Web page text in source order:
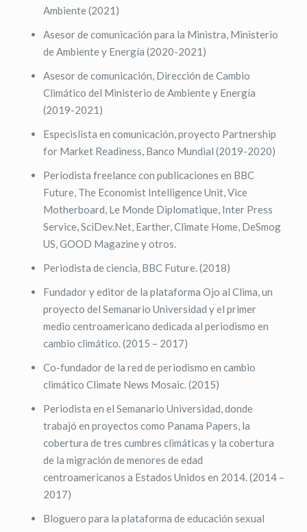
Ambiente (2021)
Asesor de comunicación para la Ministra, Ministerio
de Ambiente y Energía (2020-2021)
Asesor de comunicación, Dirección de Cambio
Climático del Ministerio de Ambiente y Energía
(2019-2021)
Especislista en comunicación, proyecto Partnership
for Market Readiness, Banco Mundial (2019-2020)
Periodista freelance con publicaciones en BBC
Future, The Economist Intelligence Unit, Vice
Motherboard, Le Monde Diplomatique, Inter Press
Service, SciDev.Net, Earther, Climate Home, DeSmog
US, GOOD Magazine y otros.
Periodista de ciencia, BBC Future. (2018)
Fundador y editor de la plataforma Ojo al Clima, un
proyecto del Semanario Universidad y el primer
medio centroamericano dedicada al periodismo en
cambio climático. (2015 – 2017)
Co-fundador de la red de periodismo en cambio
climático Climate News Mosaic. (2015)
Periodista en el Semanario Universidad, donde
trabajó en proyectos como Panama Papers, la
cobertura de tres cumbres climáticas y la cobertura
de la migración de menores de edad
centroamericanos a Estados Unidos en 2014. (2014 –
2017)
Bloguero para la plataforma de educación sexual